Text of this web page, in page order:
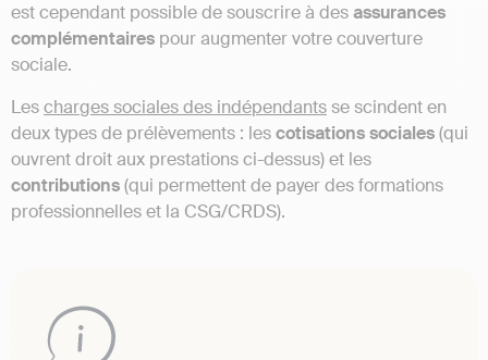
est cependant possible de souscrire à desassurances
complémentaires pour augmenter votre couverture
sociale.
Lescharges sociales des indépendantsse scindent en
deux types de prélèvements : lescotisations sociales(qui
ouvrent droit aux prestations ci-dessus) et les
contributions(qui permettent de payer des formations
professionnelles et la CSG/CRDS).